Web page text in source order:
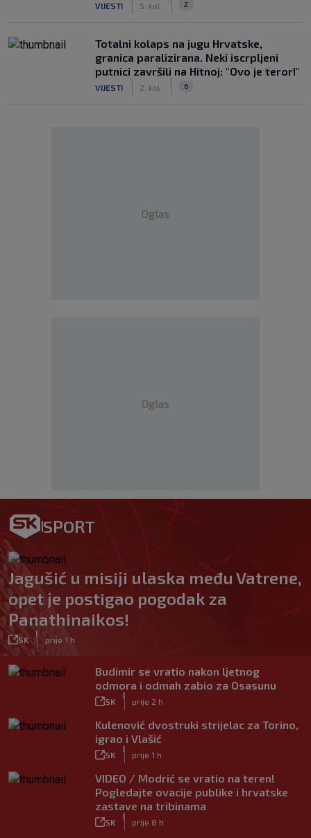
VIJESTI 5. kol. 2
Totalni kolaps na jugu Hrvatske,
granica paralizirana. Neki iscrpljeni
putnici završili na Hitnoj: "Ovo je teror!"
VIJESTI 2. kol. 6
Oglas
Oglas
SPORT
Jagušić u misiji ulaska među Vatrene,
opet je postigao pogodak za
Panathinaikos!
SK prije 1 h
Budimir se vratio nakon ljetnog
odmora i odmah zabio za Osasunu
SK prije 2 h
Kulenović dvostruki strijelac za Torino,
igrao i Vlašić
SK prije 1 h
VIDEO / Modrić se vratio na teren!
Pogledajte ovacije publike i hrvatske
zastave na tribinama
SK prije 8 h